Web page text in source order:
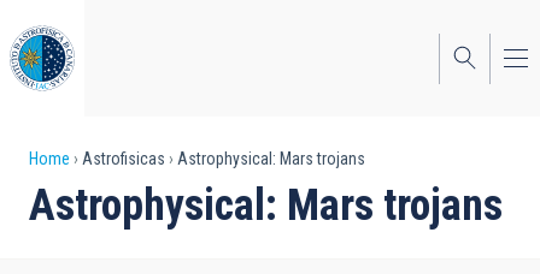
to
main
content
Breadcrumb
Home Astrofisicas Astrophysical: Mars trojans
Astrophysical: Mars trojans